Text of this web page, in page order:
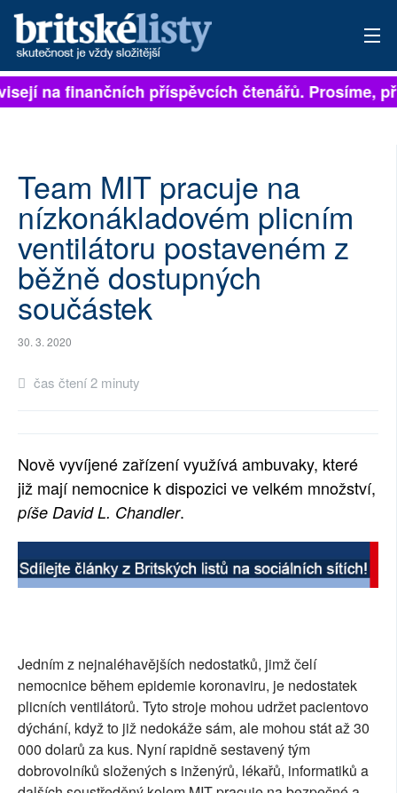
PŘIHLÁSIT
ARCHIV
ROZHOVORY
TÉMATA
NEJČTENĚJŠÍ ZA 7 DNÍ
AUTOŘI
PŘÍSPĚVKY NA PROVOZ
RUBRIKY
PLNÁ VERZE STRÁNEK
na finančních příspěvcích čtenářů. Prosíme,
Team MIT pracuje na
nízkonákladovém plicním
ventilátoru postaveném z
běžně dostupných
součástek
30. 3. 2020
čas čtení 2 minuty
Nově vyvíjené zařízení využívá ambuvaky, které
již mají nemocnice k dispozici ve velkém množství,
píše David L. Chandler.
Jedním z nejnaléhavějších nedostatků, jimž čelí
nemocnice během epidemie koronaviru, je nedostatek
plicních ventilátorů. Tyto stroje mohou udržet pacientovo
dýchání, když to již nedokáže sám, ale mohou stát až 30
000 dolarů za kus. Nyní rapidně sestavený tým
dobrovolníků složených s inženýrů, lékařů, informatiků a